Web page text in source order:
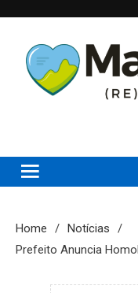
content
Home
Notícias
Prefeito Anuncia